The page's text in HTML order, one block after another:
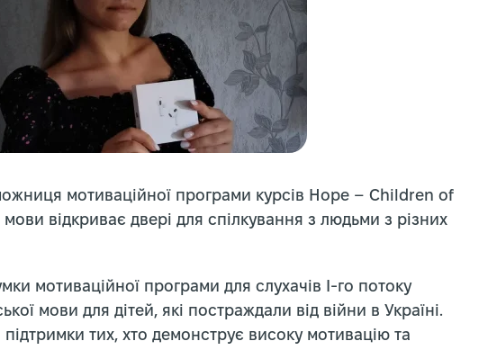
мотиваційної програми курсів Hope – Children of
відкриває двері для спілкування з людьми з різних
мотиваційної програми для слухачів І-го потоку
мови для дітей, які постраждали від війни в Україні.
тих, хто демонструє високу мотивацію та